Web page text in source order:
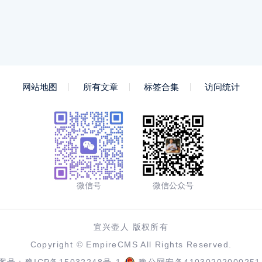
网站地图 所有文章 标签合集 访问统计
微信号 微信公众号
宜兴壶人 版权所有
Copyright © EmpireCMS All Rights Reserved.